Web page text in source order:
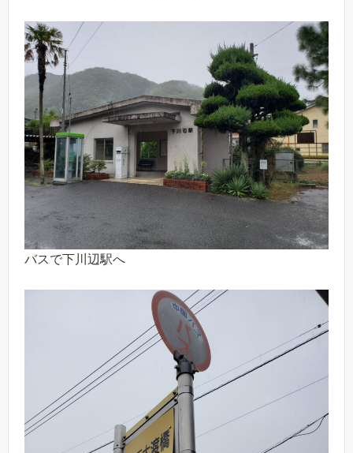
バスで下川辺駅へ